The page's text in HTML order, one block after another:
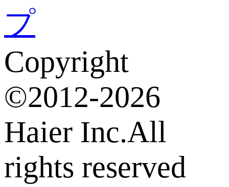
プ
Copyright
©2012-2026
Haier Inc.All
rights reserved